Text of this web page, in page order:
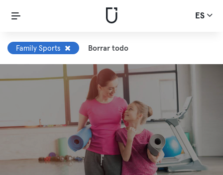
ES
Family Sports Borrar todo